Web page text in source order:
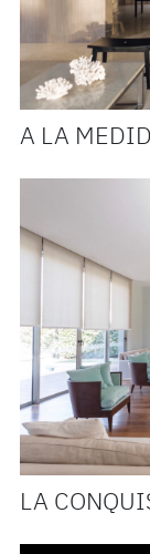
A LA
LA